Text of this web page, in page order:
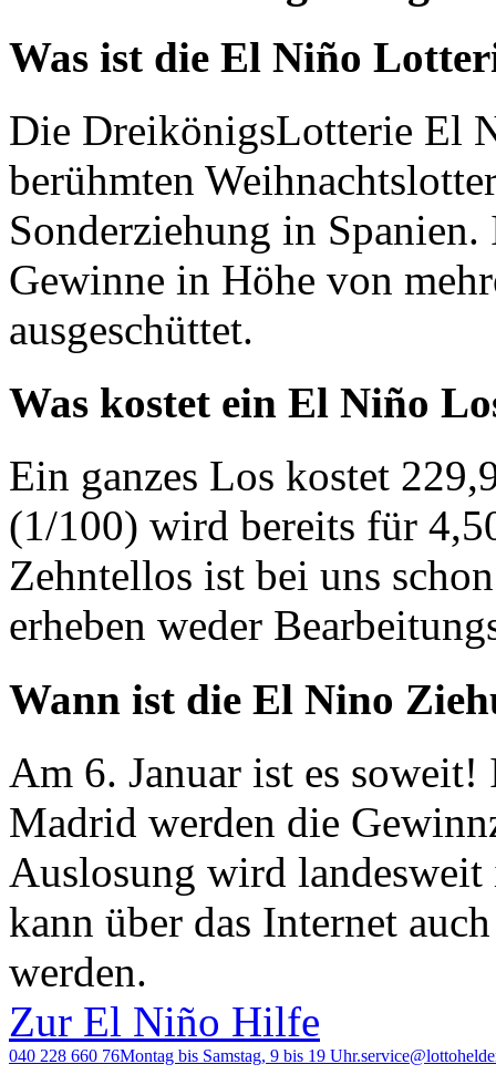
Was ist die El Niño
Die DreikönigsLotterie El
berühmten
Sonderziehung in
Gewinne in Höhe von
ausgeschüttet.
Was kostet ein El Niño
Ein ganzes Los kostet
(1/100) wird bereits für
Zehntellos ist bei uns
erheben weder
Wann ist die El Nino
Am 6. Januar ist es soweit!
Madrid werden die
Auslosung wird landesweit
kann über das Internet
werden.
Zur El Niño Hilfe
040 228 660 76Montag bis Samstag, 9 bis 19 Uhr.